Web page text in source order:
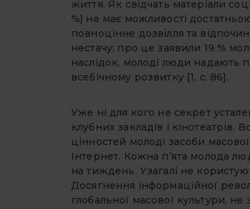
життя. Як свідчать матеріали
%) не має можливості
повноцінне дозвілля та
нестачу: про це заявили 19 %
наслідок, молоді люди
всебічному розвитку [1, с. 86].
Уже ні для кого не секрет
клубних закладів і
цінностей молоді засоби
Інтернет. Кожна п’ята молода
на тиждень. Узагалі не
Досягнення інформаційної
глобальної масової культури,